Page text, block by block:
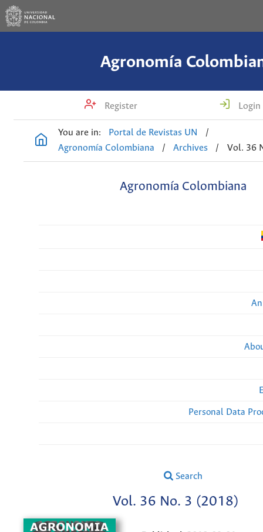
Agronomía
Register Login
You are in: Portal de Revistas UN
/
Agronomía Colombiana
/ Archives / Vol. 36
Agronomía Colombiana
Personal Data
Search
Vol. 36 No. 3 (2018)